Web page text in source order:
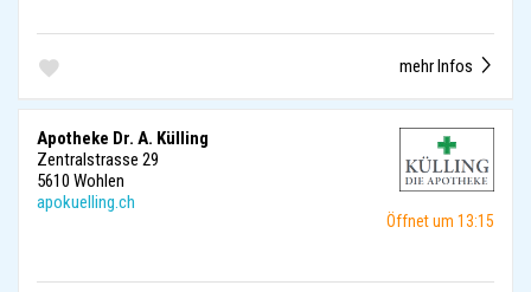
mehr Infos
Apotheke Dr. A. Külling
Zentralstrasse 29
5610 Wohlen
apokuelling.ch
Öffnet um 13:15